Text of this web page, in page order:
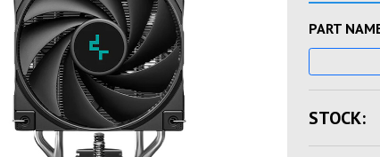
PART
STOCK: